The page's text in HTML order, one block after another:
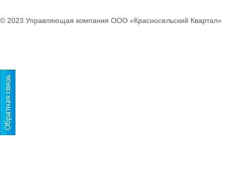
© 2023 Управляющая компания ООО «Красносельский Квартал»